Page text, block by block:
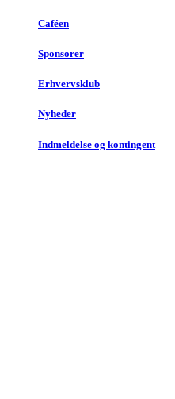
Caféen
Sponsorer
Erhvervsklub
Nyheder
Indmeldelse og kontingent